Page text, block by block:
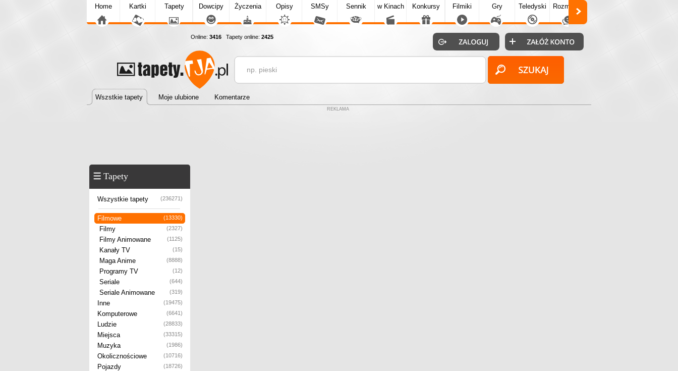
Home Kartki Tapety Dowcipy Życzenia Opisy SMSy Sennik w Kinach Konkursy Filmiki Gry Teledyski Rozmówki
Online: 3416 Tapety online: 2425
Wszstkie tapety Moje ulubione Komentarze
REKLAMA
Tapety
Wszystkie tapety (236271)
Filmowe (13330)
Filmy (2327)
Filmy Animowane (1125)
Kanały TV (15)
Maga Anime (8888)
Programy TV (12)
Seriale (644)
Seriale Animowane (319)
Inne (19475)
Komputerowe (6641)
Ludzie (28833)
Miejsca (33315)
Muzyka (1986)
Okolicznościowe (10716)
Pojazdy (18726)